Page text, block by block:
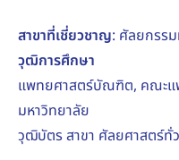
สาขาที่เชี่ยวชาญ: ศัลยกรรม
วุฒิการศึกษา
แพทยศาสตร์บัณฑิต, คณะ
มหาวิทยาลัย
วุฒิบัตร สาขา ศัลยศาสตร์ทั่